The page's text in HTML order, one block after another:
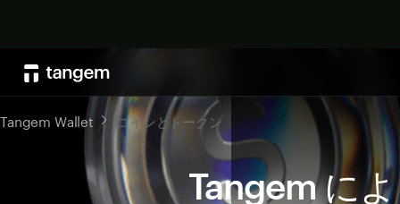
Tangem に
Tangem Wallet コインとトークン